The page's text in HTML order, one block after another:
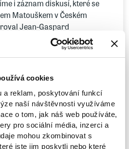
cookies
a reklam, poskytování funkcí
naší návštěvnosti využíváme
o tom, jak náš web používáte,
pro sociální média, inzerci a
mohou zkombinovat s
jste jim poskytli nebo které
i záznam diskusí, které se
Matouškem v Českém
Jean-Gaspard
jakýsi paralelní život.
o světě, aniž bychom v něm
Přitom nás vyrušuje.“
cyklus Scenáristická
Ryšavý uváděl práce
– poslední autorkou
jsme vybrali ukázky